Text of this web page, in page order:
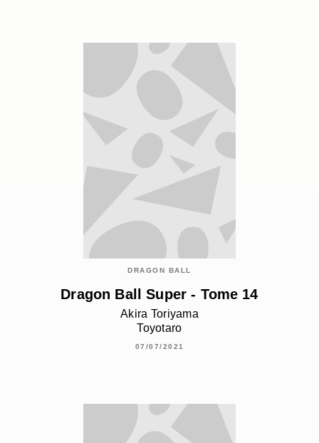
DRAGON BALL
Dragon Ball Super - Tome 14
Akira Toriyama
Toyotaro
07/07/2021